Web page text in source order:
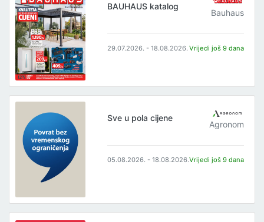
BAUHAUS katalog
Bauhaus
29.07.2026. - 18.08.2026. Vrijedi još 9 dana
Sve u pola cijene
Agronom
05.08.2026. - 18.08.2026.Vrijedi još 9 dana